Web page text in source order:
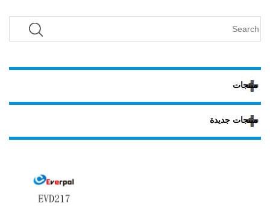
منتجات
منتجات جديدة